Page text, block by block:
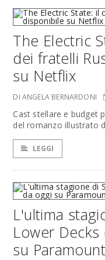
The Electric
dei fratelli
su Netflix
DI ANGELA BERNARDONI
Cast stellare e budget
del romanzo illustrato
LEGGI
L'ultima
Lower
su